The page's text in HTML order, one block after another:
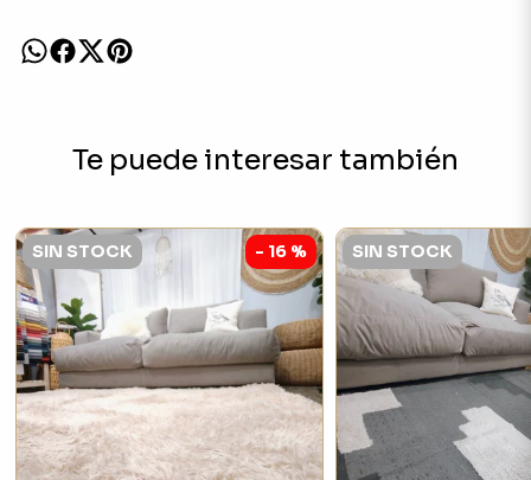
Te puede interesar también
SIN STOCK - 16 % SIN STOCK